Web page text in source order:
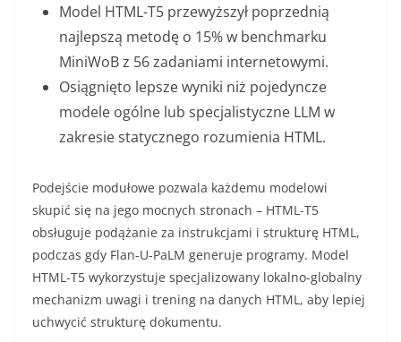
Model HTML-T5 przewyższył poprzednią
najlepszą metodę o 15% w benchmarku
MiniWoB z 56 zadaniami internetowymi.
Osiągnięto lepsze wyniki niż pojedyncze
modele ogólne lub specjalistyczne LLM w
zakresie statycznego rozumienia HTML.
Podejście modułowe pozwala każdemu modelowi
skupić się na jego mocnych stronach – HTML-T5
obsługuje podążanie za instrukcjami i strukturę HTML,
podczas gdy Flan-U-PaLM generuje programy. Model
HTML-T5 wykorzystuje specjalizowany lokalno-globalny
mechanizm uwagi i trening na danych HTML, aby lepiej
uchwycić strukturę dokumentu.